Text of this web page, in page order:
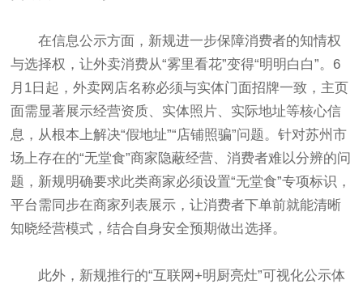
在信息公示方面，新规进一步保障消费者的知情权
与选择权，让外卖消费从“雾里看花”变得“明明白白”。6
月1日起，外卖网店名称必须与实体门面招牌一致，主页
面需显著展示经营资质、实体照片、实际地址等核心信
息，从根本上解决“假地址”“店铺照骗”问题。针对苏州市
场上存在的“无堂食”商家隐蔽经营、消费者难以分辨的问
题，新规明确要求此类商家必须设置“无堂食”专项标识，
平台需同步在商家列表展示，让消费者下单前就能清晰
知晓经营模式，结合自身安全预期做出选择。
此外，新规推行的“互联网+明厨亮灶”可视化公示体